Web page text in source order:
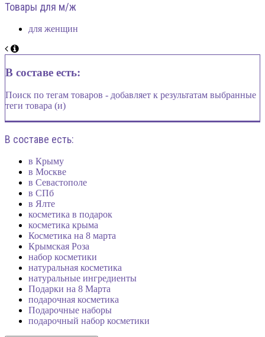
Товары для м/ж
для женщин
В составе есть:
Поиск по тегам товаров - добавляет к результатам выбранные
теги товара (и)
В составе есть:
в Крыму
в Москве
в Севастополе
в СПб
в Ялте
косметика в подарок
косметика крыма
Косметика на 8 марта
Крымская Роза
набор косметики
натуральная косметика
натуральные ингредиенты
Подарки на 8 Марта
подарочная косметика
Подарочные наборы
подарочный набор косметики